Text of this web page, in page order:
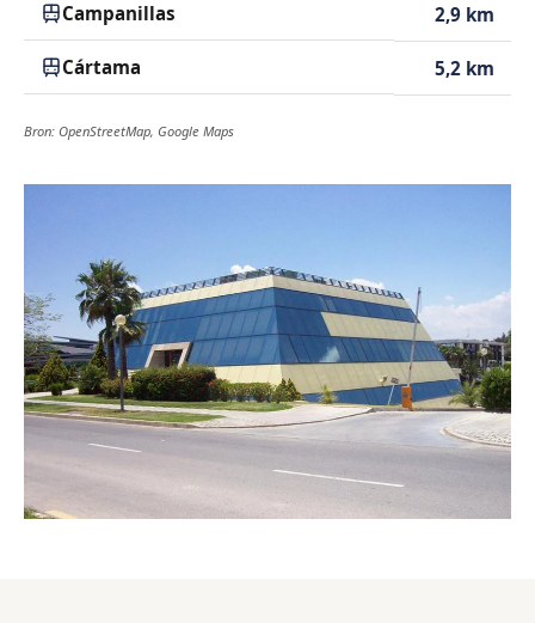
Campanillas 2,9 km
Cártama 5,2 km
Bron: OpenStreetMap, Google Maps